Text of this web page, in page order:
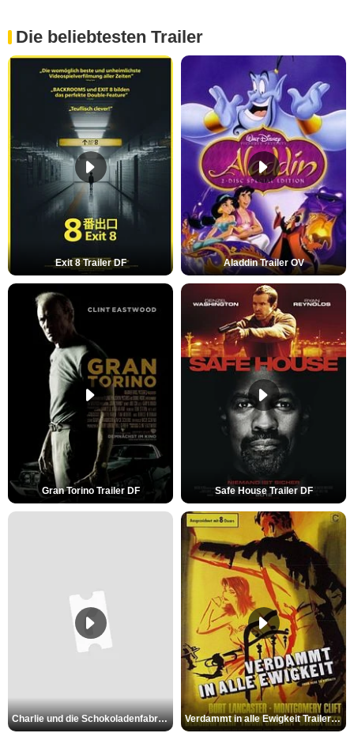
Die beliebtesten Trailer
Exit 8 Trailer DF Aladdin Trailer OV
Gran Torino Trailer DF Safe House Trailer DF
Charlie und die Schokoladenfabrik Trailer OV Verdammt in alle Ewigkeit Trailer OV